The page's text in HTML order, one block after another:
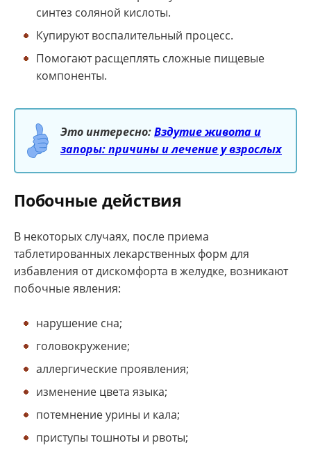
синтез соляной кислоты.
Купируют воспалительный процесс.
Помогают расщеплять сложные пищевые
компоненты.
Это интересно:Вздутие живота и
запоры: причины и лечение у взрослых
Побочные действия
В некоторых случаях, после приема
таблетированных лекарственных форм для
избавления от дискомфорта в желудке, возникают
побочные явления:
нарушение сна;
головокружение;
аллергические проявления;
изменение цвета языка;
потемнение урины и кала;
приступы тошноты и рвоты;